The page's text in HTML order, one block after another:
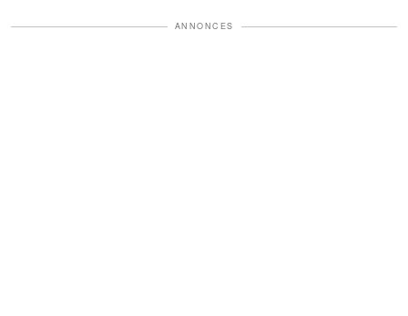
ANNONCES